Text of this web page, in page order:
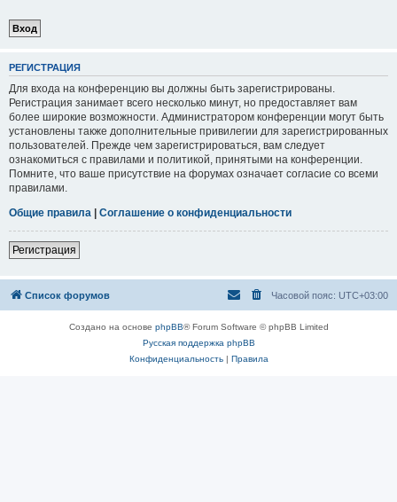
РЕГИСТРАЦИЯ
Для входа на конференцию вы должны быть зарегистрированы.
Регистрация занимает всего несколько минут, но предоставляет вам
более широкие возможности. Администратором конференции могут быть
установлены также дополнительные привилегии для зарегистрированных
пользователей. Прежде чем зарегистрироваться, вам следует
ознакомиться с правилами и политикой, принятыми на конференции.
Помните, что ваше присутствие на форумах означает согласие со всеми
правилами.
Общие правила | Соглашение о конфиденциальности
Регистрация
Список форумов Часовой пояс: UTC+03:00
Создано на основе phpBB® Forum Software © phpBB Limited
Русская поддержка phpBB
Конфиденциальность| Правила